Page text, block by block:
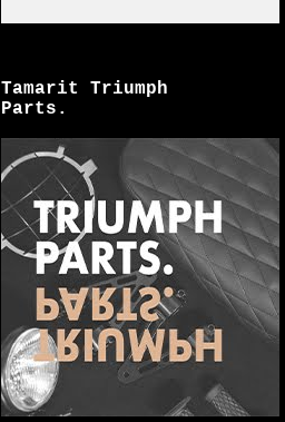
Tamarit Triumph
Parts.